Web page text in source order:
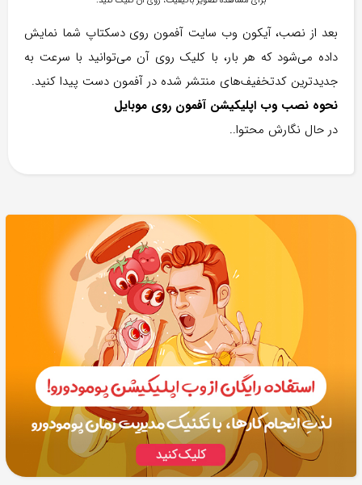
بعد از نصب، آیکون وب سایت آفمون روی دسکتاپ شما نمایش
داده می‌شود که هر بار، با کلیک روی آن می‌توانید با سرعت به
جدیدترین کد‌تخفیف‌های منتشر شده در آفمون دست پیدا کنید.
نحوه نصب وب اپلیکیشن آفمون روی موبایل
در حال نگارش محتوا..